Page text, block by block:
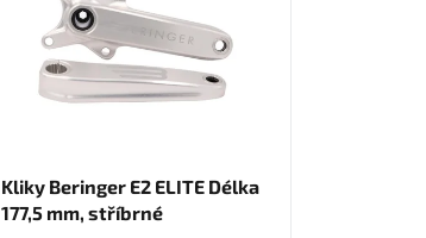
Kliky Beringer E2 ELITE Délka
177,5 mm, stříbrné